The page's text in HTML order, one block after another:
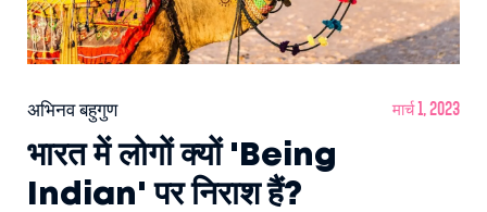
अभिनव बहुगुण मार्च 1, 2023
भारत में लोगों क्यों 'Being
Indian' पर निराश हैं?